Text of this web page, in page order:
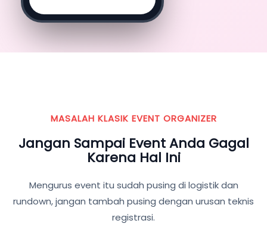
MASALAH KLASIK EVENT ORGANIZER
Jangan Sampai Event Anda Gagal
Karena Hal Ini
Mengurus event itu sudah pusing di logistik dan
rundown, jangan tambah pusing dengan urusan teknis
registrasi.